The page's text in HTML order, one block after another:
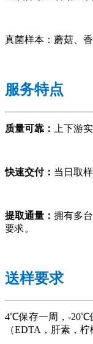
真菌样本：蘑菇、香
服务特点
质量可靠： 上下游
快速交付： 当日取
提取通量： 拥有多
要求。
送样要求
4℃保存一周，-20℃
（EDTA，肝素，柠